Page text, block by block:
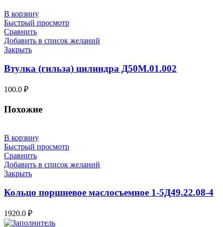
В корзину
Быстрый просмотр
Сравнить
Добавить в список желаний
Закрыть
Втулка (гильза) цилиндра Д50М.01.002
100.0 ₽
Похожие
В корзину
Быстрый просмотр
Сравнить
Добавить в список желаний
Закрыть
Кольцо поршневое маслосъемное 1-5Д49.22.08-4
1920.0 ₽